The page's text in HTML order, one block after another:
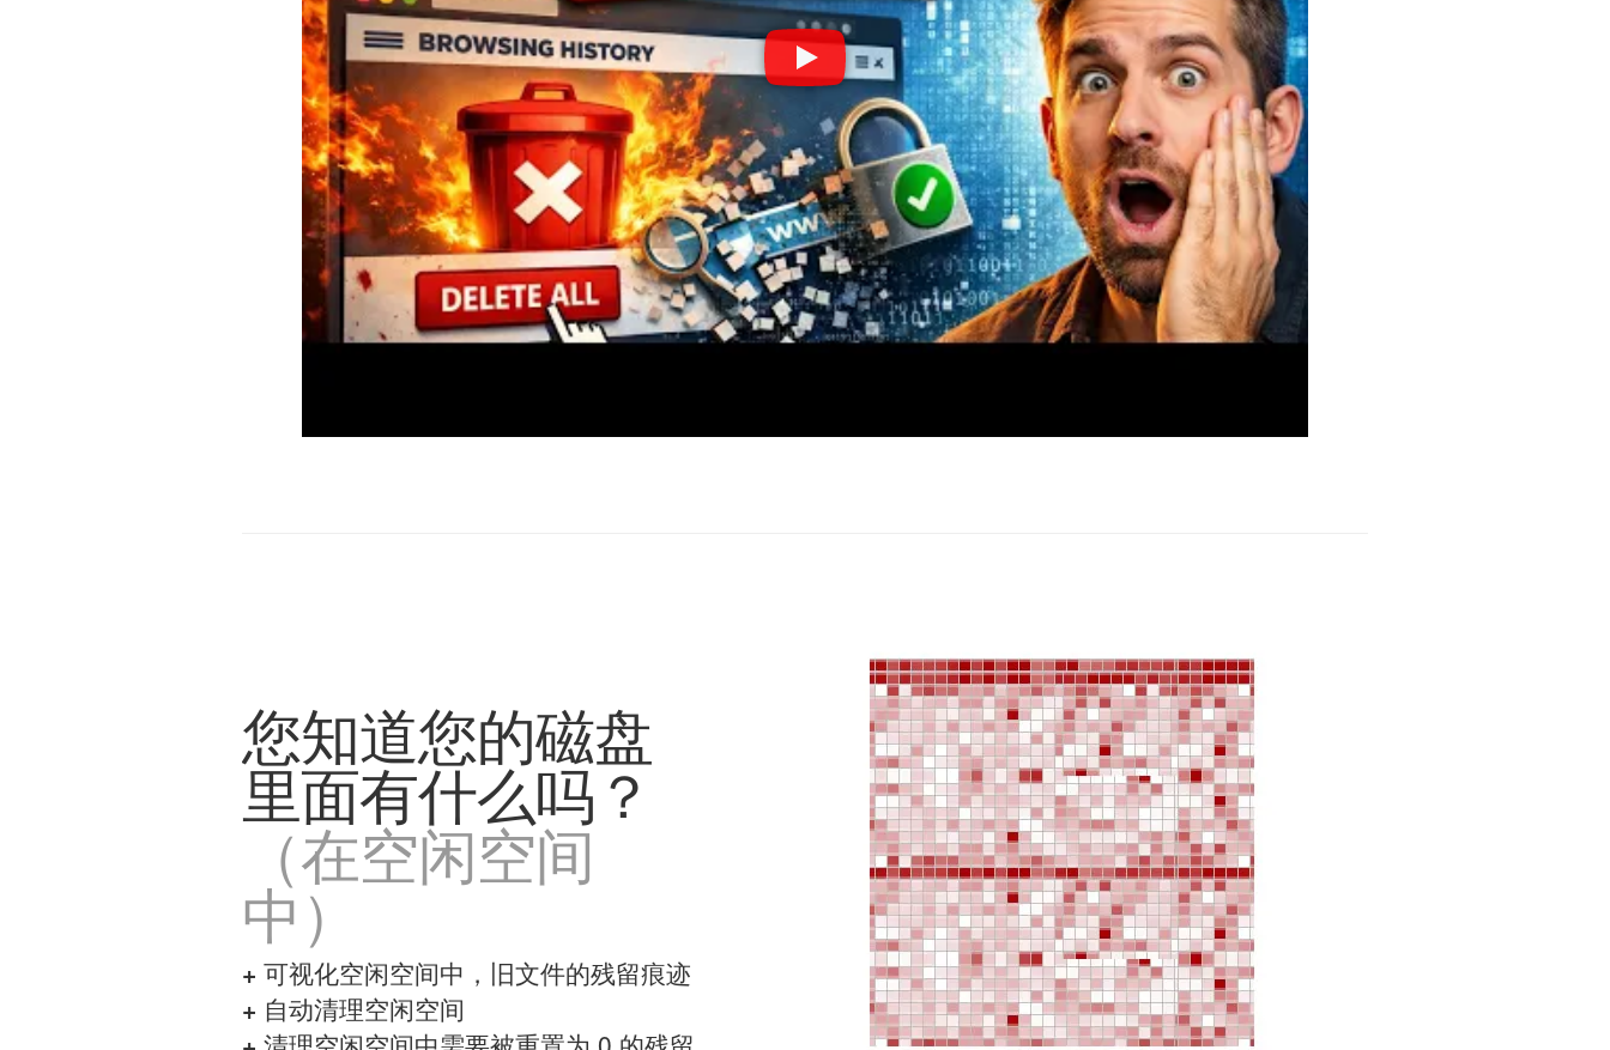
您知道您的磁盘
里面有什么吗？
（在空闲空间
中）
+ 可视化空闲空间中，旧文件的残留痕迹
+ 自动清理空闲空间